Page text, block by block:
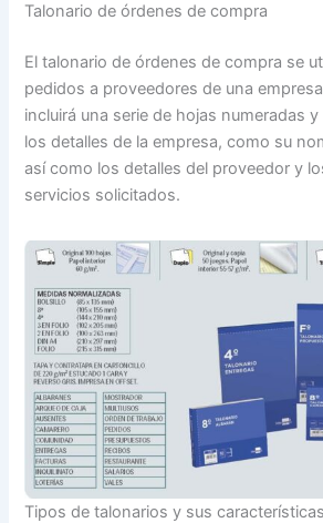
Talonario de órdenes de compra
El talonario de órdenes de compra se
pedidos a proveedores de una
incluirá una serie de hojas numeradas
los detalles de la empresa, como su
así como los detalles del proveedor y
servicios solicitados.
Tipos de talonarios y sus características